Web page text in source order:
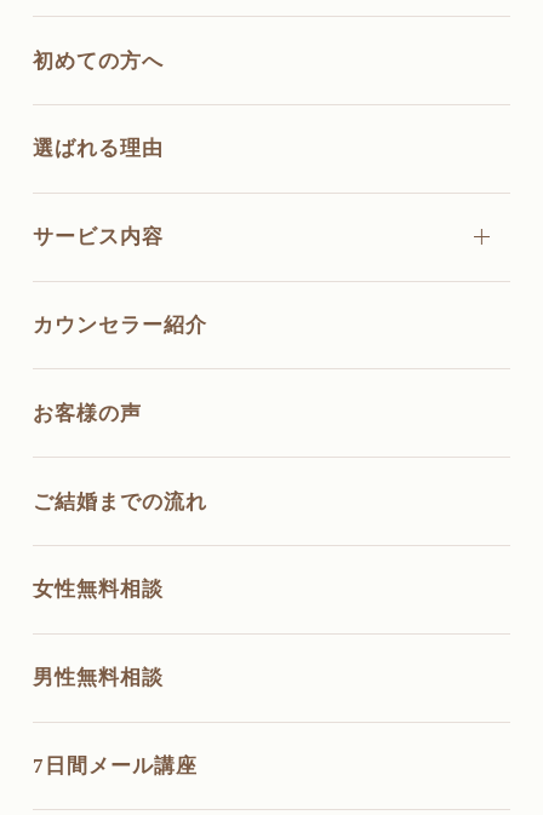
初めての方へ
選ばれる理由
サービス内容
カウンセラー紹介
お客様の声
ご結婚までの流れ
女性無料相談
男性無料相談
7日間メール講座